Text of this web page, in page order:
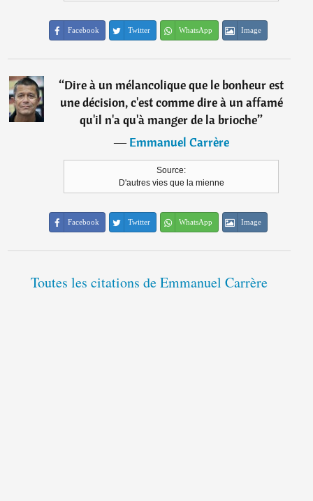
Facebook Twitter WhatsApp Image
“Dire à un mélancolique que le bonheur est
une décision, c'est comme dire à un affamé
qu'il n'a qu'à manger de la brioche”
―Emmanuel Carrère
Source:
D'autres vies que la mienne
Facebook Twitter WhatsApp Image
Toutes les citations de Emmanuel Carrère